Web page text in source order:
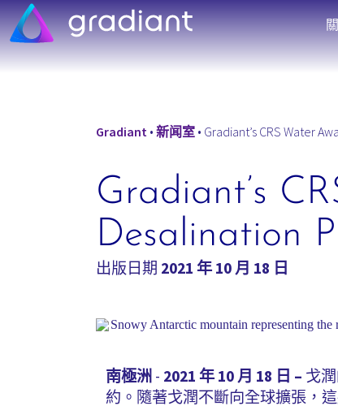
Gradiant •新闻室 • Gradiant’s CRS Water
Gradiant’s
Desalination
出版日期 2021 年 10 月 18 日
南極洲 - 2021 年 10 月 18 日 – 戈
約。隨著戈潤不斷向全球擴張，